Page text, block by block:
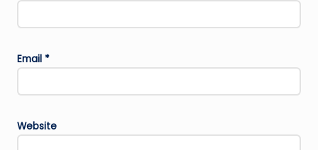
Email *
Website